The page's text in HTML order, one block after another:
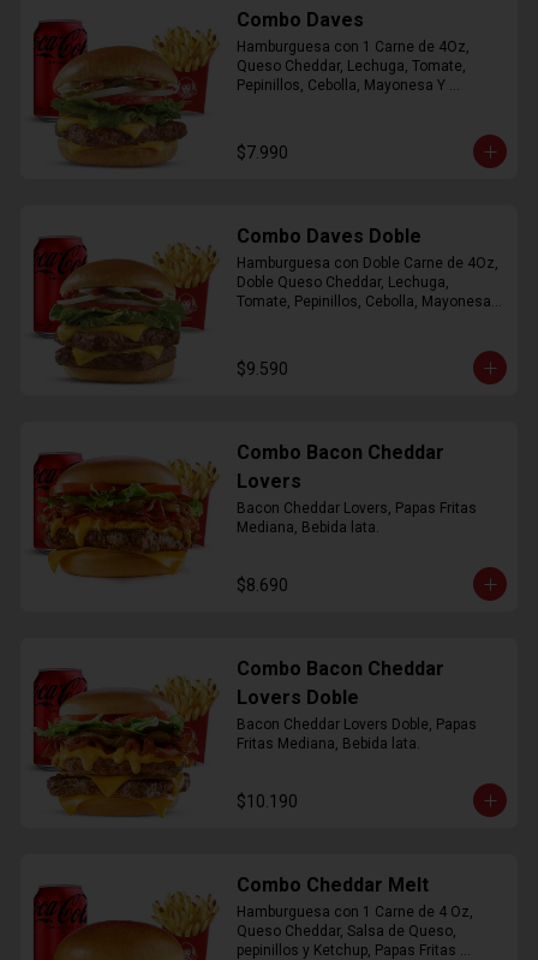
Combo Daves
Hamburguesa con 1 Carne de 4Oz,
Queso Cheddar, Lechuga, Tomate,
Pepinillos, Cebolla, Mayonesa Y
$7.990
Combo Daves Doble
Hamburguesa con Doble Carne de 4Oz,
Doble Queso Cheddar, Lechuga,
Tomate, Pepinillos, Cebolla, Mayonesa y
$9.590
Combo Bacon Cheddar
Lovers
Bacon Cheddar Lovers, Papas Fritas
Mediana, Bebida lata.
$8.690
Combo Bacon Cheddar
Lovers Doble
Bacon Cheddar Lovers Doble, Papas
Fritas Mediana, Bebida lata.
$10.190
Combo Cheddar Melt
Hamburguesa con 1 Carne de 4 Oz,
Queso Cheddar, Salsa de Queso,
pepinillos y Ketchup, Papas Fritas